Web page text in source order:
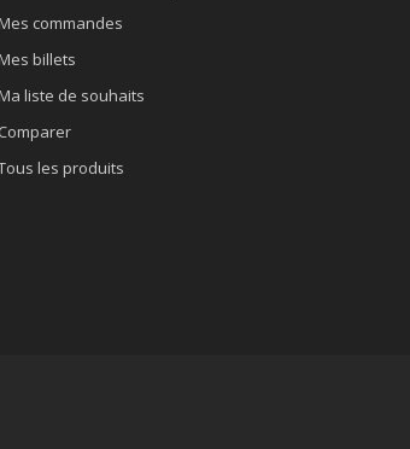
commandes
billets
liste de souhaits
Comparer
les produits